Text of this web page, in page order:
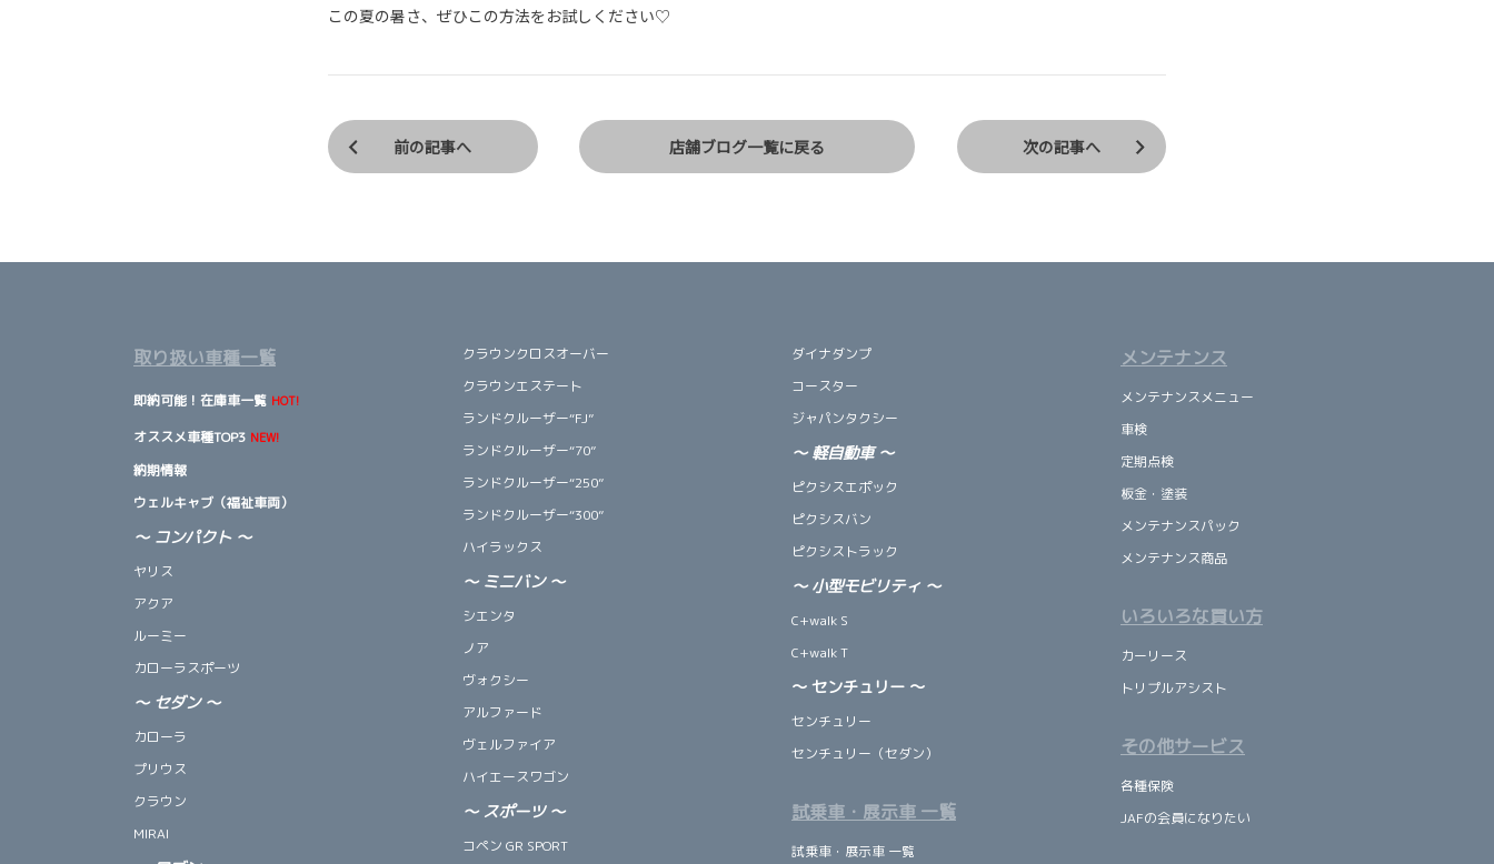
この夏の暑さ、ぜひこの方法をお試しください♡
前の記事へ 店舗ブログ一覧に戻る 次の記事へ
取り扱い車種一覧
即納可能！在庫車一覧 HOT!
オススメ車種TOP3 NEW!
納期情報
ウェルキャブ（福祉車両）
～ コンパクト ～
ヤリス
アクア
ルーミー
カローラスポーツ
～ セダン ～
カローラ
プリウス
クラウン
MIRAI
クラウンクロスオーバー
クラウンエステート
ランドクルーザー“FJ”
ランドクルーザー“70”
ランドクルーザー“250”
ランドクルーザー“300”
ハイラックス
～ ミニバン ～
シエンタ
ノア
ヴォクシー
アルファード
ヴェルファイア
ハイエースワゴン
～ スポーツ ～
コペン GR SPORT
ダイナダンプ
コースター
ジャパンタクシー
～ 軽自動車～
ピクシスエポック
ピクシスバン
ピクシストラック
～ 小型モビリティ ～
C+walk S
C+walk T
～ センチュリー ～
センチュリー
センチュリー（セダン）
試乗車・展示車 一覧
試乗車・展示車 一覧
メンテナンス
メンテナンスメニュー
車検
定期点検
板金・塗装
メンテナンスパック
メンテナンス商品
いろいろな買い方
カーリース
トリプルアシスト
その他サービス
各種保険
JAFの会員になりたい